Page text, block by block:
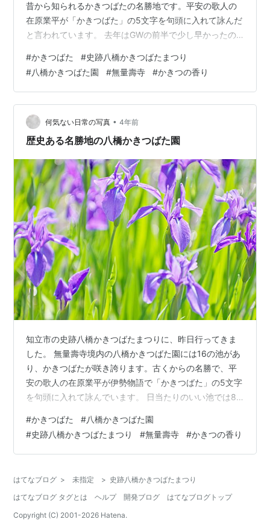
昔から知られるかきつばたの名勝地です。平安の歌人の
在原業平が「かきつばた」の5文字を句頭に入れて詠んだ
と言われています。 去年はGWの前半で少し早かったの
が、池によっては見頃になっています。
www.sxvblog.com 八橋のかきつばたは、一時的に育成
不良におちいったそうですが、保存・育成に携わる皆さ
んが再生に力を尽くされています。 天気は晴れ時々くも
りで、時間と共に風がでてきました。早朝は雲があった
ので、明るいながらもしっとりとした雰囲気…
#かきつばた #史跡八橋かきつばたまつり
#八橋かきつばた園 #無量壽寺 #かきつの香り
何気ない日常の写真 • 4年前
歴史ある名勝地の八橋かきつばた園
知立市の史跡八橋かきつばたまつりに、昨日行ってきま
した。 無量壽寺境内の八橋かきつばた園には16の池があ
り、かきつばたが咲き誇ります。古くからの名勝で、平
安の歌人の在原業平が伊勢物語で「かきつばた」の5文字
を句頭に入れて詠んでいます。 日当たりのいい池では8
す。 いつもは花曇りか雨上がりに撮ることが多いのです
が、今回は緑を綺麗に撮るために晴天を選びました。池
の水に光が反射して緑が光り輝いています。 K-3＋
り限定との声に誘われ、園内で売っていた京銘菓 本家西
尾八ッ橋のあんなま「か…
#かきつばた #八橋かきつばた園
#史跡八橋かきつばたまつり #無量壽寺 #かきつの香り
はてなブログ > 未指定 > 史跡八橋かきつばたまつり
はてなブログ タグとは
ヘルプ 開発ブログ
はてなブログトップ
Copyright (C) 2001-2026 Hatena.